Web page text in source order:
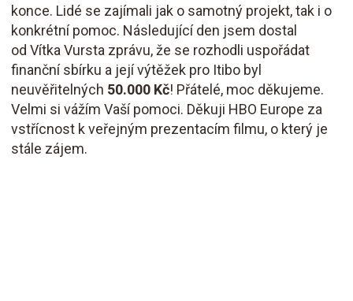
konce. Lidé se zajímali jak o samotný projekt, tak i o
konkrétní pomoc. Následující den jsem dostal
od Vítka Vursta zprávu, že se rozhodli uspořádat
finanční sbírku a její výtěžek pro Itibo byl
neuvěřitelných 50.000 Kč! Přátelé, moc děkujeme.
Velmi si vážím Vaší pomoci. Děkuji HBO Europe za
vstřícnost k veřejným prezentacím filmu, o který je
stále zájem.